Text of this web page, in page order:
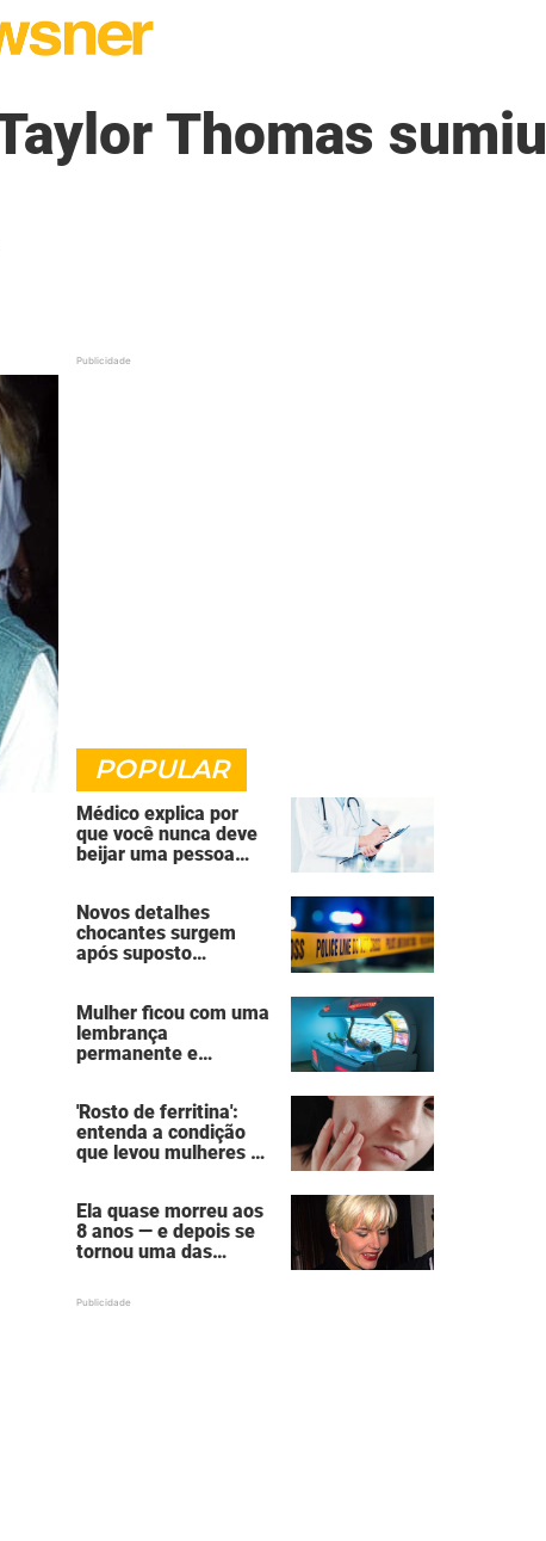
Thomas sumiu
POPULAR
Médico explica por
que você nunca deve
beijar uma pessoa
Novos detalhes
chocantes surgem
após suposto
por homem que matou
a família de 7 pessoas
Mulher ficou com uma
lembrança
permanente e
bronzeamento
'Rosto de ferritina':
entenda a condição
que levou mulheres a
aparência de cansaço
Ela quase morreu aos
8 anos — e depois se
tornou uma das
Hollywood